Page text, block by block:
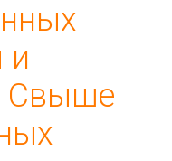
и
Свыше